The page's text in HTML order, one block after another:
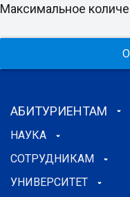
Максимальное
АБИТУРИЕНТАМ
НАУКА
СОТРУДНИКАМ
УНИВЕРСИТЕТ